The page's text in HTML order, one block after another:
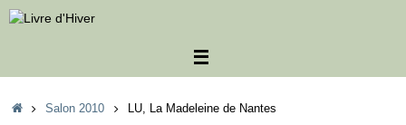
Passer
au
Accueil
Salon 2010 LU, La Madeleine de Nantes